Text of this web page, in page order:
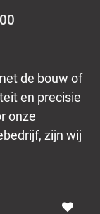
de bouw of
en precisie
onze
zijn wij